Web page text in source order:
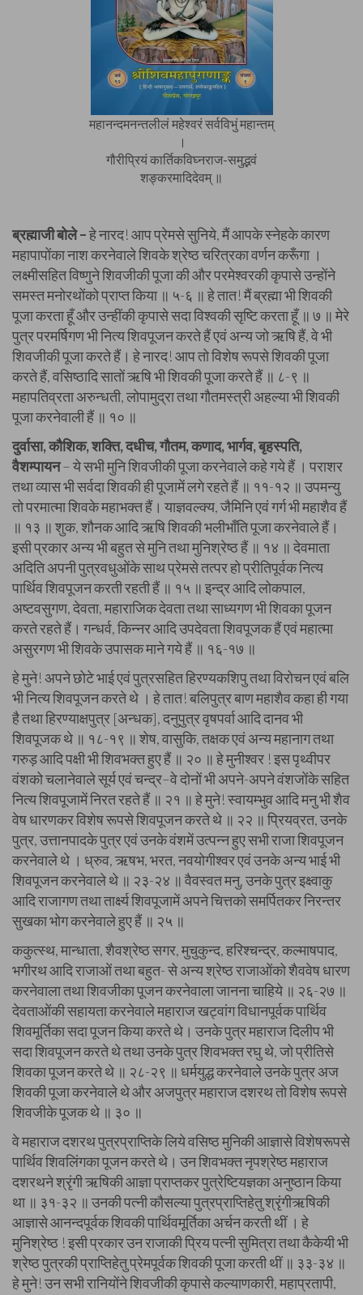
महानन्दमनन्तलीलं महेश्वरं सर्वविभुं महान्तम्
।
गौरीप्रियं कार्तिकविघ्नराज-समुद्भवं
शङ्करमादिदेवम् ॥
ब्रह्माजी बोले –हे नारद! आप प्रेमसे सुनिये, मैं आपके स्नेहके कारण
महापापोंका नाश करनेवाले शिवके श्रेष्ठ चरित्रका वर्णन करूँगा ।
लक्ष्मीसहित विष्णुने शिवजीकी पूजा की और परमेश्वरकी कृपासे उन्होंने
समस्त मनोरथोंको प्राप्त किया ॥ ५-६ ॥ हे तात! मैं ब्रह्मा भी शिवकी
पूजा करता हूँ और उन्हींकी कृपासे सदा विश्वकी सृष्टि करता हूँ ॥ ७ ॥ मेरे
पुत्र परमर्षिगण भी नित्य शिवपूजन करते हैं एवं अन्य जो ऋषि हैं, वे भी
शिवजीकी पूजा करते हैं। हे नारद! आप तो विशेष रूपसे शिवकी पूजा
करते हैं, वसिष्ठादि सातों ऋषि भी शिवकी पूजा करते हैं ॥ ८-९ ॥
महापतिव्रता अरुन्धती, लोपामुद्रा तथा गौतमस्त्री अहल्या भी शिवकी
पूजा करनेवाली हैं ॥ १० ॥
दुर्वासा, कौशिक, शक्ति, दधीच, गौतम, कणाद, भार्गव, बृहस्पति,
वैशम्पायन– ये सभी मुनि शिवजीकी पूजा करनेवाले कहे गये हैं । पराशर
तथा व्यास भी सर्वदा शिवकी ही पूजामें लगे रहते हैं ॥ ११-१२ ॥ उपमन्यु
तो परमात्मा शिवके महाभक्त हैं। याज्ञवल्क्य, जैमिनि एवं गर्ग भी महाशैव हैं
॥ १३ ॥ शुक, शौनक आदि ऋषि शिवकी भलीभाँति पूजा करनेवाले हैं।
इसी प्रकार अन्य भी बहुत से मुनि तथा मुनिश्रेष्ठ हैं ॥ १४ ॥ देवमाता
अदिति अपनी पुत्रवधुओंके साथ प्रेमसे तत्पर हो प्रीतिपूर्वक नित्य
पार्थिव शिवपूजन करती रहती हैं ॥ १५ ॥ इन्द्र आदि लोकपाल,
अष्टवसुगण, देवता, महाराजिक देवता तथा साध्यगण भी शिवका पूजन
करते रहते हैं। गन्धर्व, किन्नर आदि उपदेवता शिवपूजक हैं एवं महात्मा
असुरगण भी शिवके उपासक माने गये हैं ॥ १६-१७ ॥
हे मुने! अपने छोटे भाई एवं पुत्रसहित हिरण्यकशिपु तथा विरोचन एवं बलि
भी नित्य शिवपूजन करते थे । हे तात! बलिपुत्र बाण महाशैव कहा ही गया
है तथा हिरण्याक्षपुत्र [अन्धक], दनुपुत्र वृषपर्वा आदि दानव भी
शिवपूजक थे ॥ १८-१९ ॥ शेष, वासुकि, तक्षक एवं अन्य महानाग तथा
गरुड़ आदि पक्षी भी शिवभक्त हुए हैं ॥ २० ॥ हे मुनीश्वर ! इस पृथ्वीपर
वंशको चलानेवाले सूर्य एवं चन्द्र–वे दोनों भी अपने-अपने वंशजोंके सहित
नित्य शिवपूजामें निरत रहते हैं ॥ २१ ॥ हे मुने! स्वायम्भुव आदि मनु भी शैव
वेष धारणकर विशेष रूपसे शिवपूजन करते थे ॥ २२ ॥ प्रियव्रत, उनके
पुत्र, उत्तानपादके पुत्र एवं उनके वंशमें उत्पन्न हुए सभी राजा शिवपूजन
करनेवाले थे । ध्रुव, ऋषभ, भरत, नवयोगीश्वर एवं उनके अन्य भाई भी
शिवपूजन करनेवाले थे ॥ २३-२४ ॥ वैवस्वत मनु, उनके पुत्र इक्ष्वाकु
आदि राजागण तथा तार्क्ष्य शिवपूजामें अपने चित्तको समर्पितकर निरन्तर
सुखका भोग करनेवाले हुए हैं ॥ २५ ॥
ककुत्स्थ, मान्धाता, शैवश्रेष्ठ सगर, मुचुकुन्द, हरिश्चन्द्र, कल्माषपाद,
भगीरथ आदि राजाओं तथा बहुत- से अन्य श्रेष्ठ राजाओंको शैववेष धारण
करनेवाला तथा शिवजीका पूजन करनेवाला जानना चाहिये ॥ २६-२७ ॥
देवताओंकी सहायता करनेवाले महाराज खट्वांग विधानपूर्वक पार्थिव
शिवमूर्तिका सदा पूजन किया करते थे। उनके पुत्र महाराज दिलीप भी
सदा शिवपूजन करते थे तथा उनके पुत्र शिवभक्त रघु थे, जो प्रीतिसे
शिवका पूजन करते थे ॥ २८-२९ ॥ धर्मयुद्ध करनेवाले उनके पुत्र अज
शिवकी पूजा करनेवाले थे और अजपुत्र महाराज दशरथ तो विशेष रूपसे
शिवजीके पूजक थे ॥ ३० ॥
वे महाराज दशरथ पुत्रप्राप्तिके लिये वसिष्ठ मुनिकी आज्ञासे विशेषरूपसे
पार्थिव शिवलिंगका पूजन करते थे। उन शिवभक्त नृपश्रेष्ठ महाराज
दशरथने श्रृंगी ऋषिकी आज्ञा प्राप्तकर पुत्रेष्टियज्ञका अनुष्ठान किया
था ॥ ३१-३२ ॥ उनकी पत्नी कौसल्या पुत्रप्राप्तिहेतु श्रृंगीऋषिकी
आज्ञासे आनन्दपूर्वक शिवकी पार्थिवमूर्तिका अर्चन करती थीं । हे
मुनिश्रेष्ठ ! इसी प्रकार उन राजाकी प्रिय पत्नी सुमित्रा तथा कैकेयी भी
श्रेष्ठ पुत्रकी प्राप्तिहेतु प्रेमपूर्वक शिवकी पूजा करती थीं ॥ ३३-३४ ॥
हे मुने! उन सभी रानियोंने शिवजीकी कृपासे कल्याणकारी, महाप्रतापी,